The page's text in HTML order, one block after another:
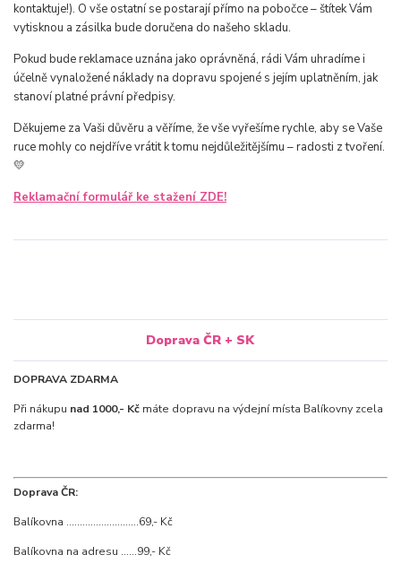
Doprava ČR + SK
DOPRAVA ZDARMA
Při nákupu nad 1000,- Kč máte dopravu na výdejní místa Balíkovny zcela
zdarma!
Doprava ČR:
Balíkovna ...........................69,- Kč
Balíkovna na adresu ......99,- Kč
kontaktuje!). O vše ostatní se postarají přímo na pobočce – štítek Vám
vytisknou a zásilka bude doručena do našeho skladu.
Pokud bude reklamace uznána jako oprávněná, rádi Vám uhradíme i
účelně vynaložené náklady na dopravu spojené s jejím uplatněním, jak
stanoví platné právní předpisy.
Děkujeme za Vaši důvěru a věříme, že vše vyřešíme rychle, aby se Vaše
ruce mohly co nejdříve vrátit k tomu nejdůležitějšímu – radosti z tvoření.
💛
Reklamační formulář ke stažení ZDE!